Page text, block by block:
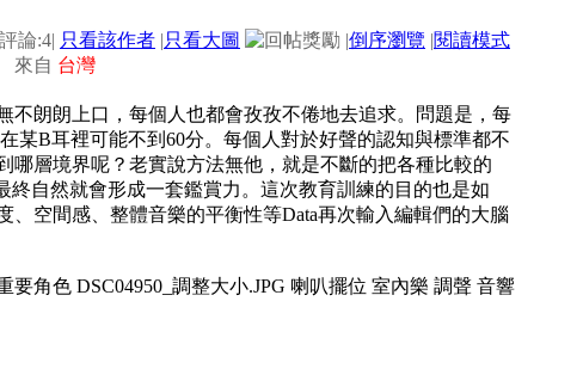
評論:4| 只看該作者 |只看大圖 |倒序瀏覽 |閱讀模式
來自 台灣
不朗朗上口，每個人也都會孜孜不倦地去追求。問題是，每
某B耳裡可能不到60分。每個人對於好聲的認知與標準都不
哪層境界呢？老實說方法無他，就是不斷的把各種比較的
終自然就會形成一套鑑賞力。這次教育訓練的目的也是如
空間感、整體音樂的平衡性等Data再次輸入編輯們的大腦